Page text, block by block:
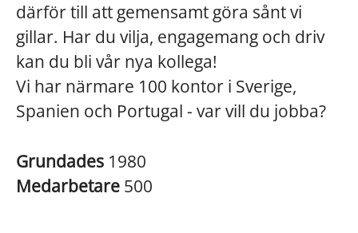
därför till att gemensamt göra sånt vi
gillar. Har du vilja, engagemang och driv
kan du bli vår nya kollega!
Vi har närmare 100 kontor i Sverige,
Spanien och Portugal - var vill du jobba?
Grundades 1980
Medarbetare 500